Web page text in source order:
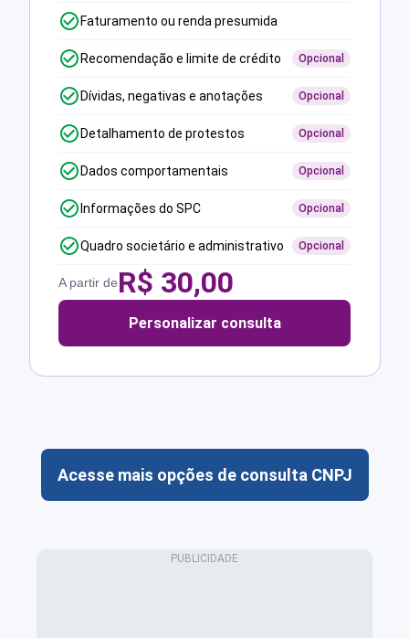
Faturamento ou renda presumida
Recomendação e limite de crédito Opcional
Dívidas, negativas e anotações Opcional
Detalhamento de protestos Opcional
Dados comportamentais Opcional
Informações do SPC Opcional
Quadro societário e administrativo Opcional
A partir deR$ 30,00
Personalizar consulta
Acesse mais opções de consulta CNPJ